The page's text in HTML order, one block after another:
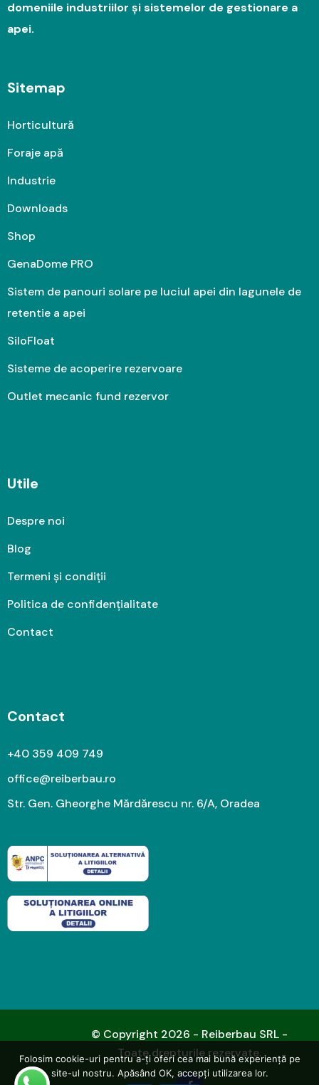
domeniile industriilor și sistemelor de gestionare a
apei.
Sitemap
Horticultură
Foraje apă
Industrie
Downloads
Shop
GenaDome PRO
Sistem de panouri solare pe luciul apei din lagunele de
retentie a apei
SiloFloat
Sisteme de acoperire rezervoare
Outlet mecanic fund rezervor
Utile
Despre noi
Blog
Termeni și condiții
Politica de confidențialitate
Contact
Contact
+40 359 409 749
office@reiberbau.ro
Str. Gen. Gheorghe Mărdărescu nr. 6/A, Oradea
© Copyright 2026 - Reiberbau SRL -
Toate drepturile rezervate.
Folosim cookie-uri pentru a-ți oferi cea mai bună experiență pe
site-ul nostru. Apăsând OK, accepți utilizarea lor.